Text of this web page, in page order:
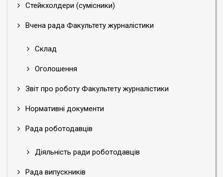
Стейкхолдери (сумісники)
Вчена рада Факультету журналістики
Склад
Оголошення
Звіт про роботу Факультету журналістики
Нормативні документи
Рада роботодавців
Діяльність ради роботодавців
Рада випускників